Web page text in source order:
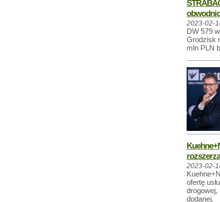
2023-02-
DW 579
Grodzisk
mln PLN
2023-02-
ofertę
dodanej.